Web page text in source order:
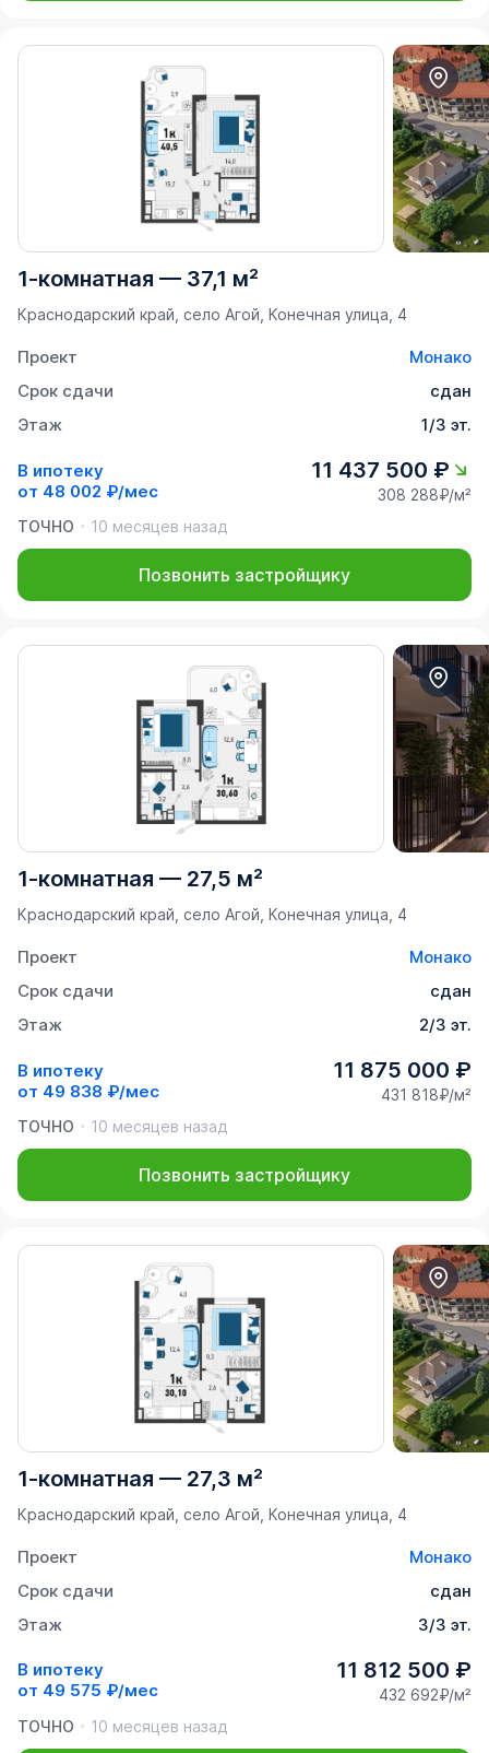
1-комнатная — 37,1 м²
Краснодарский край, село Агой, Конечная улица, 4
Проект
Монако
Срок сдачи
сдан
Этаж
1/3 эт.
В ипотеку
от 48 002 ₽/мес
11 437 500 ₽
308 288₽/м²
ТОЧНО
10 месяцев назад
Позвонить застройщику
1-комнатная — 27,5 м²
Краснодарский край, село Агой, Конечная улица, 4
Проект
Монако
Срок сдачи
сдан
Этаж
2/3 эт.
В ипотеку
от 49 838 ₽/мес
11 875 000 ₽
431 818₽/м²
ТОЧНО
10 месяцев назад
Позвонить застройщику
1-комнатная — 27,3 м²
Краснодарский край, село Агой, Конечная улица, 4
Проект
Монако
Срок сдачи
сдан
Этаж
3/3 эт.
В ипотеку
от 49 575 ₽/мес
11 812 500 ₽
432 692₽/м²
ТОЧНО
10 месяцев назад